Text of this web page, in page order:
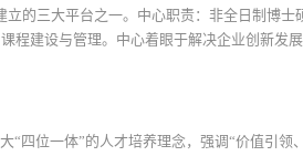
的三大平台之一。中心职责：非全日制博士
程建设与管理。中心着眼于解决企业创新发
“四位一体”的人才培养理念，强调“价值引领